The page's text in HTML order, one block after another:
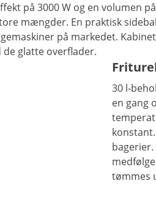
på 3000 W og en volumen
mængder. En praktisk
på markedet.
glatte overflader.
30 l-
en gang
tømmes